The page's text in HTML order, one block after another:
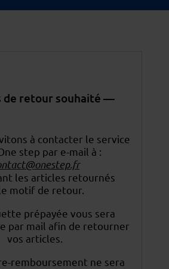
de retour souhaité —
à contacter le service
step par e-mail à :
les articles retournés
motif de retour.
prépayée vous sera
par mail afin de retourner
vos articles.
remboursement ne sera